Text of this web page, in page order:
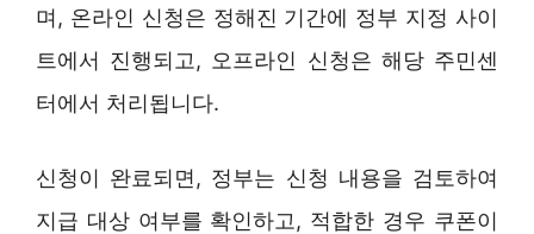
며, 온라인 신청은 정해진 기간에 정부 지정 사이
트에서 진행되고, 오프라인 신청은 해당 주민센
터에서 처리됩니다.
신청이 완료되면, 정부는 신청 내용을 검토하여
지급 대상 여부를 확인하고, 적합한 경우 쿠폰이